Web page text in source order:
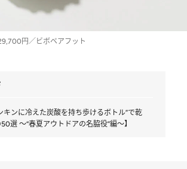
円／ビボベアフット
キンに冷えた炭酸を持ち歩けるボトル”で乾
選 ～“春夏アウトドアの名脇役”編～】